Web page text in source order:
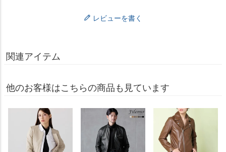
レビューを書く
関連アイテム
他のお客様はこちらの商品も見ています